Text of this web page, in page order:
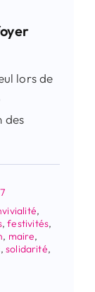
lors de
des
,
,festivités,
, maire,
,solidarité,